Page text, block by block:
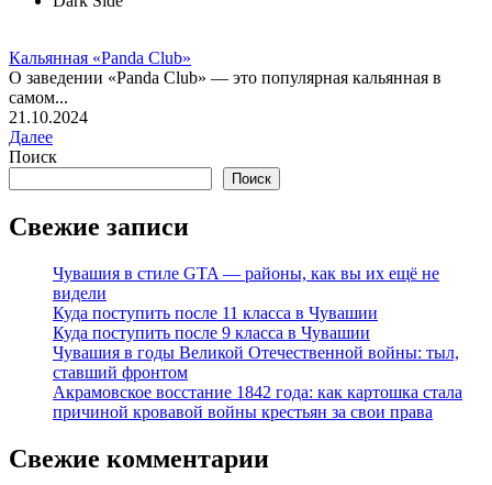
Кальянная «Panda Club»
О заведении «Panda Club» — это популярная кальянная в
самом...
21.10.2024
Далее
Поиск
Поиск
Свежие записи
Чувашия в стиле GTA — районы, как вы их ещё не
видели
Куда поступить после 11 класса в Чувашии
Куда поступить после 9 класса в Чувашии
Чувашия в годы Великой Отечественной войны: тыл,
ставший фронтом
Акрамовское восстание 1842 года: как картошка стала
причиной кровавой войны крестьян за свои права
Свежие комментарии